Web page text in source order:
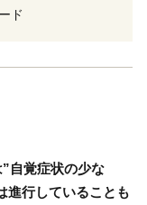
ド
自覚症状の少な
進行していることも